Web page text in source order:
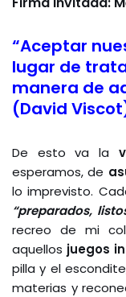
“Aceptar
lugar de
manera de
(David
De esto va la
esperamos, de
lo imprevisto.
“preparados,
recreo de mi
aquellos juegos
pilla y el
materias y